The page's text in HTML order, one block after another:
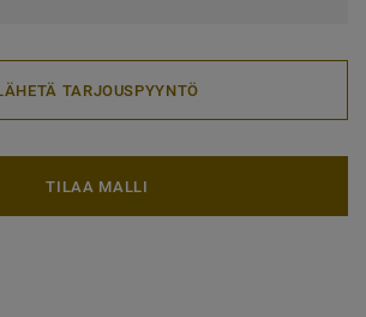
TARJOUSPYYNTÖ
TILAA MALLI